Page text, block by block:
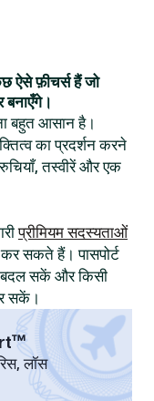
ऐसे फ़ीचर्स हैं जो
बहुत आसान है।
का प्रदर्शन करने
तस्वीरें और एक
प्रीमियम सदस्यताओं
सकते हैं। पासपोर्ट
सकें और किसी
सकें।
लॉस